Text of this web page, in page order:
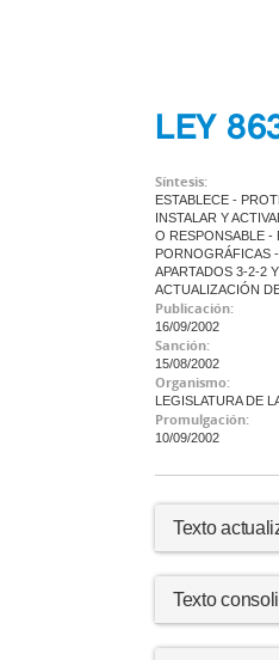
LEY
Síntesis:
ESTABLECE -
INSTALAR Y
O RESPONSABLE -
PORNOGRÁFICAS
APARTADOS 3-2-2
ACTUALIZACIÓN
Publicación:
16/09/2002
Sanción:
15/08/2002
Organismo:
LEGISLATURA DE
Promulgación:
10/09/2002
Texto
Texto